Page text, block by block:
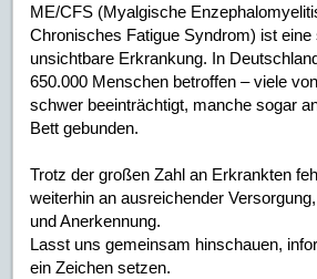
ME/CFS (Myalgische
Chronisches Fatigue Syndrom) ist eine
unsichtbare Erkrankung. In
650.000 Menschen betroffen – viele
schwer beeinträchtigt, manche sogar
Bett gebunden.
Trotz der großen Zahl an Erkrankten
weiterhin an ausreichender
und Anerkennung.
Lasst uns gemeinsam hinschauen,
ein Zeichen setzen.